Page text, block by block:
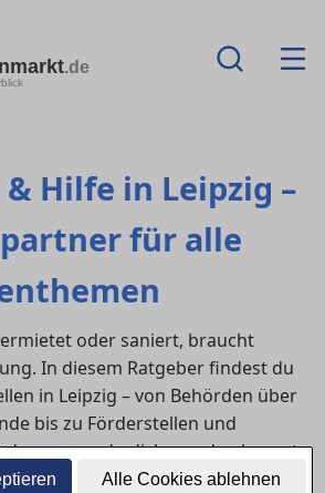
Alle Cookies ablehnen
.de
Hilfe in Leipzig –
für alle
oder saniert, braucht
In diesem Ratgeber findest du
in Leipzig – von Behörden über
bis zu Förderstellen und
an wen du dich wenden kannst,
oder organisatorische